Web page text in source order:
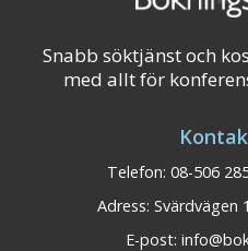
Snabb söktjänst och
med allt för
Telefon: 08-506
Adress: Svärdvägen
E-post: